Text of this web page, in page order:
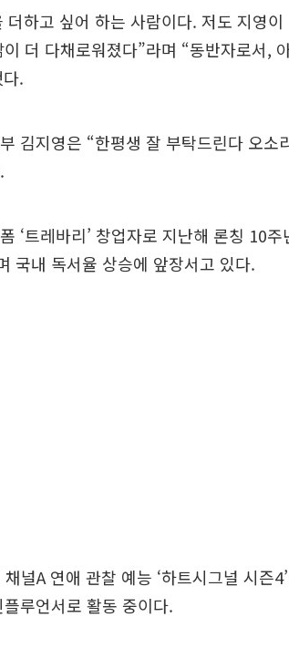
하고 싶어 하는 사람이다. 저도 지영
더 다채로워졌다”라며 “동반자로서,
.
김지영은 “한평생 잘 부탁드린다 오소
‘트레바리’ 창업자로 지난해 론칭 10
국내 독서율 상승에 앞장서고 있다.
널A 연애 관찰 예능 ‘하트시그널 시즌
루언서로 활동 중이다.